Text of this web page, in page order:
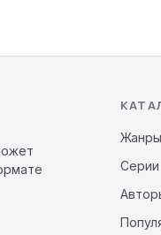
Жанры
Серии